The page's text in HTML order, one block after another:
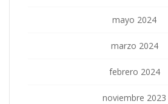
mayo 2024
marzo 2024
febrero 2024
noviembre 2023